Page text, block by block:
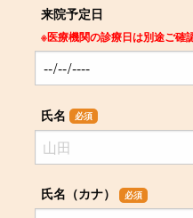
来院予定日
※医療機関の診療日は別途ご確
氏名 必須
氏名（カナ） 必須